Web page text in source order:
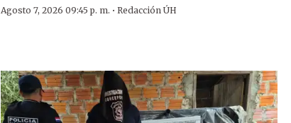
Agosto 7, 2026 09:45 p. m. ·Redacción ÚH